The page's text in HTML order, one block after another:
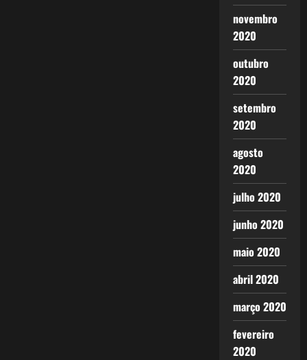
novembro
2020
outubro
2020
setembro
2020
agosto
2020
julho 2020
junho 2020
maio 2020
abril 2020
março 2020
fevereiro
2020